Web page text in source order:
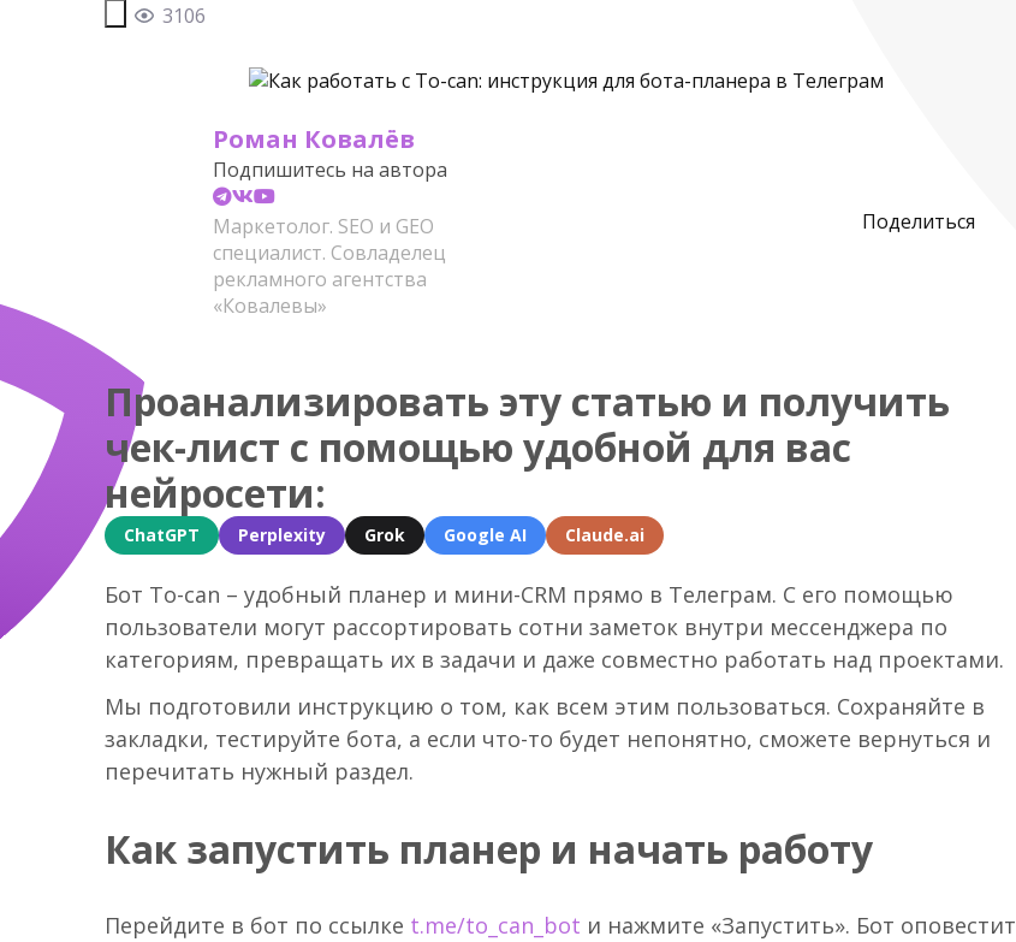
3106
Роман Ковалёв
Подпишитесь на автора
Маркетолог. SEO и GEO
специалист. Совладелец
рекламного агентства
«Ковалевы»
Поделиться
Проанализировать эту статью и получить
чек-лист с помощью удобной для вас
нейросети:
ChatGPT Perplexity Grok Google AI Claude.ai
Бот To-can – удобный планер и мини-CRM прямо в Телеграм. С его помощью
пользователи могут рассортировать сотни заметок внутри мессенджера по
категориям, превращать их в задачи и даже совместно работать над проектами.
Мы подготовили инструкцию о том, как всем этим пользоваться. Сохраняйте в
закладки, тестируйте бота, а если что-то будет непонятно, сможете вернуться и
перечитать нужный раздел.
Как запустить планер и начать работу
Перейдите в бот по ссылке t.me/to_can_bot и нажмите «Запустить». Бот оповестит